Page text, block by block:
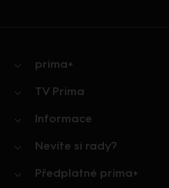
prima+
TV Prima
Informace
Nevíte si rady?
Předplatné prima+